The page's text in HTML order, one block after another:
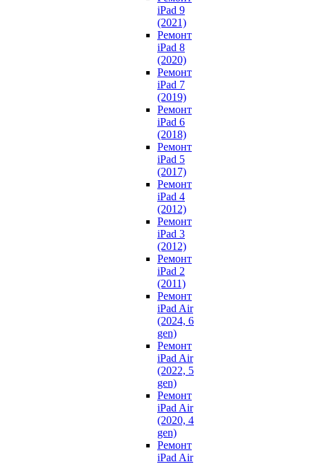
iPad 9
(2021)
Ремонт
iPad 8
(2020)
Ремонт
iPad 7
(2019)
Ремонт
iPad 6
(2018)
Ремонт
iPad 5
(2017)
Ремонт
iPad 4
(2012)
Ремонт
iPad 3
(2012)
Ремонт
iPad 2
(2011)
Ремонт
iPad Air
(2024, 6
gen)
Ремонт
iPad Air
(2022, 5
gen)
Ремонт
iPad Air
(2020, 4
gen)
Ремонт
iPad Air